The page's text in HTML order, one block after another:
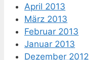
April 2013
März 2013
Februar 2013
Januar 2013
Dezember 2012